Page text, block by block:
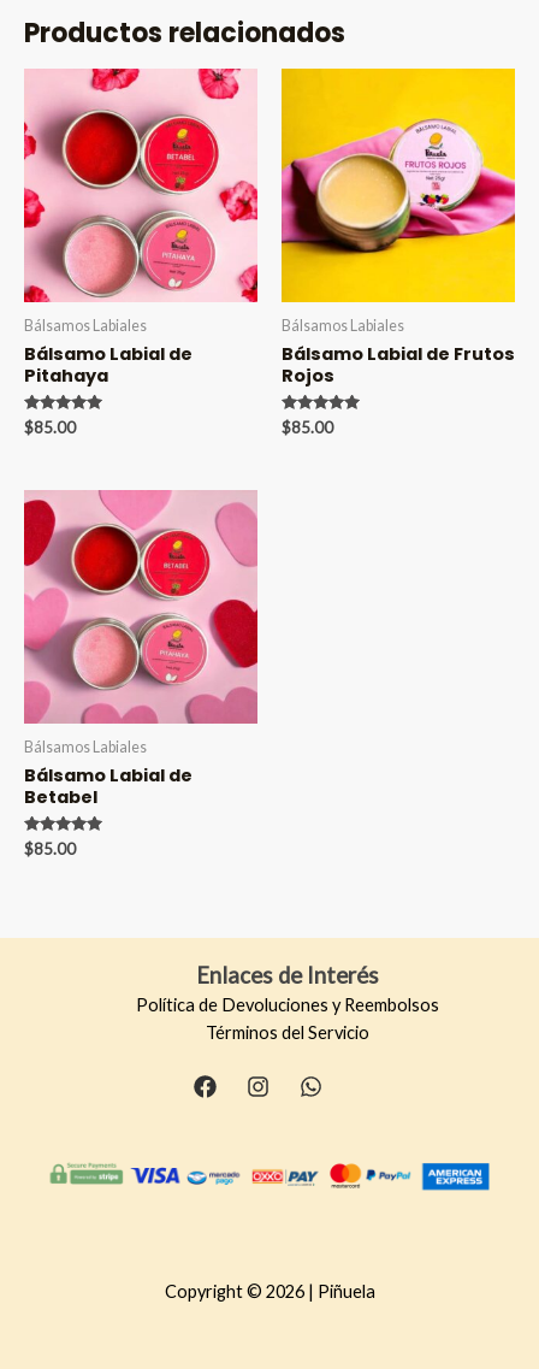
Productos relacionados
Bálsamos Labiales
Bálsamo Labial de
Pitahaya
Valorado en
5.00
$85.00
Bálsamos Labiales
Bálsamo Labial de Frutos
Rojos
Valorado en
5.00
$85.00
Bálsamos Labiales
Bálsamo Labial de
Betabel
Valorado en
5.00
$85.00
Enlaces de Interés
Política de Devoluciones y Reembolsos
Términos del Servicio
Copyright © 2026 | Piñuela